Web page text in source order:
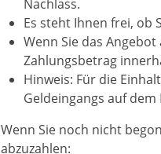
Nachlass.
Es steht Ihnen frei, ob
Wenn Sie das
Zahlungsbetrag
Hinweis: Für die
Geldeingangs auf
Wenn Sie noch nicht
abzuzahlen: